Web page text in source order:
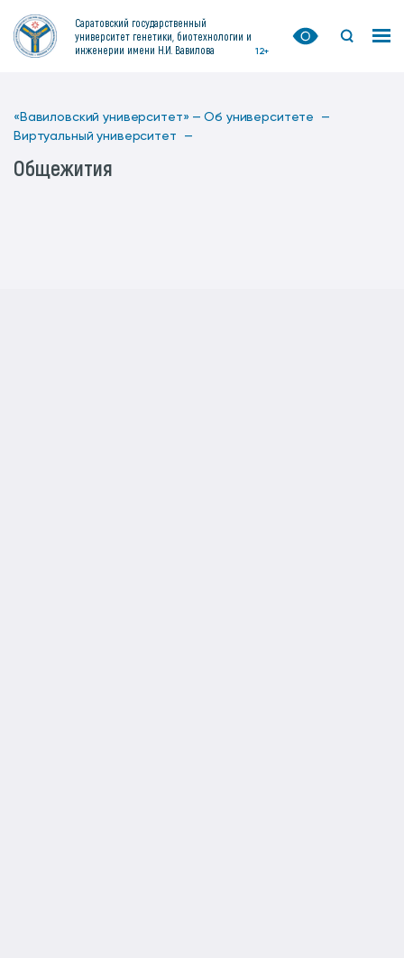
Саратовский государственный
университет генетики, биотехнологии и
инженерии имени Н.И. Вавилова
12+
«Вавиловский университет» — Об университете —
Виртуальный университет —
Общежития